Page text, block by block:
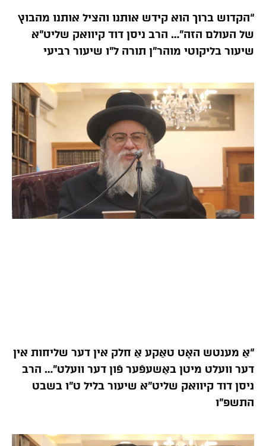
“הקדוש ברוך הוא קידש אותנו והציל אותנו מהבוץ
של העולם הזה”… הרב ניסן דוד קיוואק שליט”א
שיעור בליקוטי מוהר”ן תורה ל”ו שיעור רביעי
“אַ מענטש האָט טאַקע אַ חלק אין דער שליחות אין
דער וועלט מיטן באַשעפֿער פֿון דער וועלט”… הרב
ניסן דוד קיוואק שליט”א שיעור בליל ט”ו בשבט
התשפ”ו